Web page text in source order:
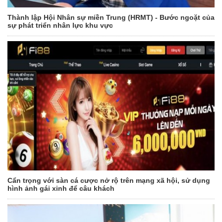
Thành lập Hội Nhân sự miền Trung (HRMT) - Bước ngoặt của
sự phát triển nhân lực khu vực
Cẩn trọng với sàn cá cược nở rộ trên mạng xã hội, sử dụng
hình ảnh gái xinh để câu khách